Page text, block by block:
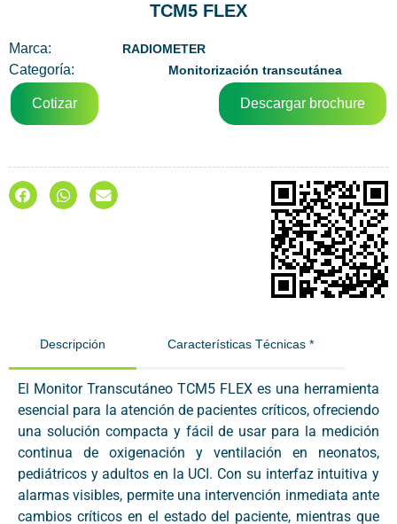
TCM5 FLEX
Marca: RADIOMETER
Categoría: Monitorización transcutánea
Cotizar Descargar brochure
Descripción Características Técnicas *
El Monitor Transcutáneo TCM5 FLEX es una herramienta
esencial para la atención de pacientes críticos, ofreciendo
una solución compacta y fácil de usar para la medición
continua de oxigenación y ventilación en neonatos,
pediátricos y adultos en la UCI. Con su interfaz intuitiva y
alarmas visibles, permite una intervención inmediata ante
cambios críticos en el estado del paciente, mientras que